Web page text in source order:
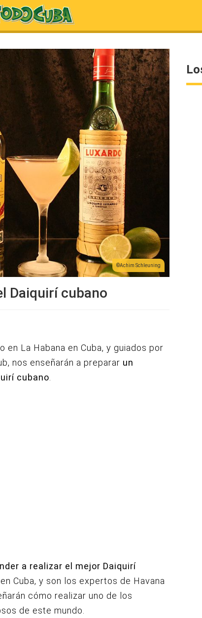
Achim Schleuning
Daiquirí cubano
en La Habana en Cuba, y guiados por
nos enseñarán a preparar un
cubano
a realizar el mejor Daiquirí
en Cuba, y son los expertos de Havana
cómo realizar uno de los
de este mundo.